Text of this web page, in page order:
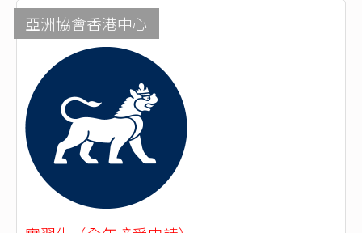
亞洲協會香港中心